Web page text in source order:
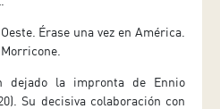
Érase una vez en América.
dejado la impronta de Ennio
Su decisiva colaboración con